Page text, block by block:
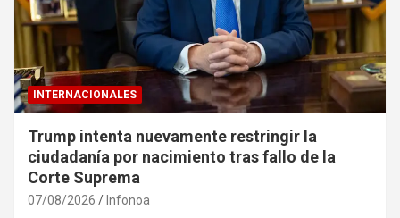
INTERNACIONALES
Trump intenta nuevamente restringir la
ciudadanía por nacimiento tras fallo de la
Corte Suprema
07/08/2026 Infonoa